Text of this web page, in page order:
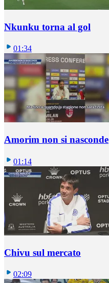
Nkunku torna al gol
01:34
Amorim non si nasconde
01:14
Chivu sul mercato
02:09